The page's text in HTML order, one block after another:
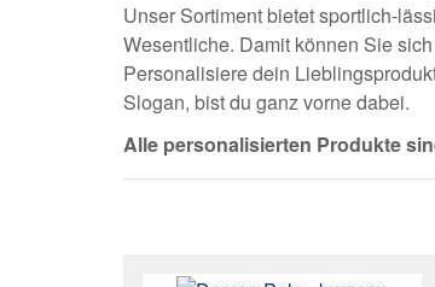
Unser Sortiment bietet sportlich-
Wesentliche. Damit können Sie
Personalisiere dein
Slogan, bist du ganz vorne dabei.
Alle personalisierten Produkte